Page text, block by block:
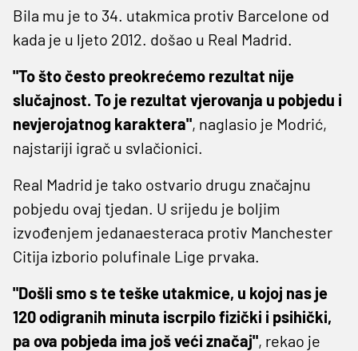
Bila mu je to 34. utakmica protiv Barcelone od
kada je u ljeto 2012. došao u Real Madrid.
"To što često preokrećemo rezultat nije
slučajnost. To je rezultat vjerovanja u pobjedu i
nevjerojatnog karaktera", naglasio je Modrić,
najstariji igrač u svlačionici.
Real Madrid je tako ostvario drugu značajnu
pobjedu ovaj tjedan. U srijedu je boljim
izvođenjem jedanaesteraca protiv Manchester
Citija izborio polufinale Lige prvaka.
"Došli smo s te teške utakmice, u kojoj nas je
120 odigranih minuta iscrpilo fizički i psihički,
pa ova pobjeda ima još veći značaj", rekao je